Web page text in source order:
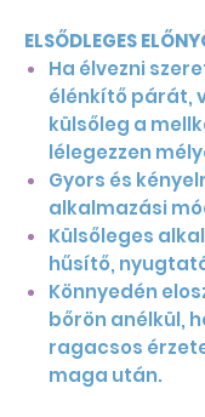
ELSŐDLEGES
Ha élvezni
élénkítő párát,
külsőleg a
lélegezzen
Gyors és
alkalmazási
Külsőleges
hűsítő,
Könnyedén
bőrön anélkül,
ragacsos
maga után.